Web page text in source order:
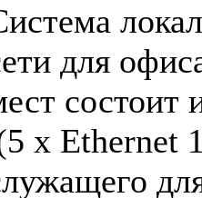
для
состоит
x Ethernet